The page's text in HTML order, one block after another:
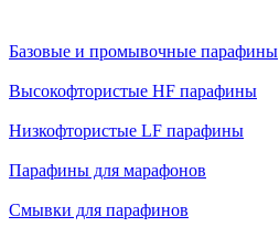
Базовые и промывочные парафины
Высокофтористые HF парафины
Низкофтористые LF парафины
Парафины для марафонов
Смывки для парафинов